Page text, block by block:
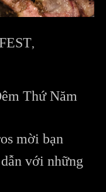
Thứ Năm
mời bạn
với những